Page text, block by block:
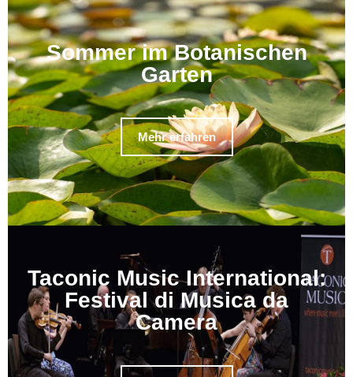
Sommer im Botanischen
Garten
Mehr erfahren
Taconic Music International:
Festival di Musica da
Camera